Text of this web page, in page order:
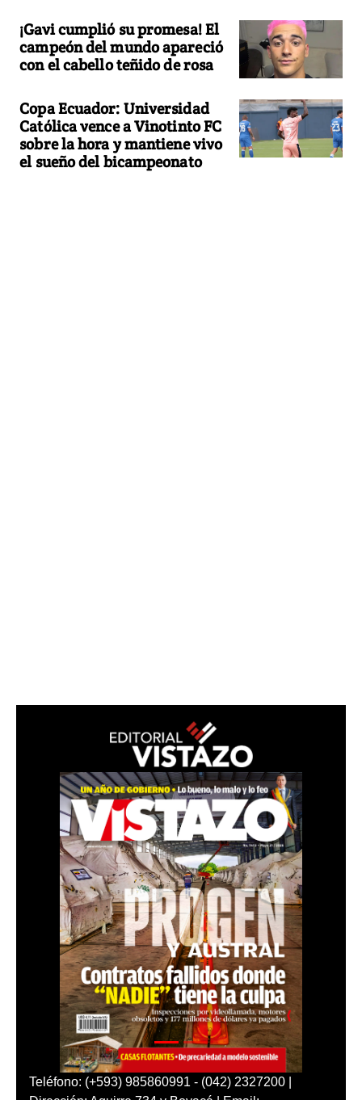
¡Gavi cumplió su promesa! El
campeón del mundo apareció
con el cabello teñido de rosa
Copa Ecuador: Universidad
Católica vence a Vinotinto FC
sobre la hora y mantiene vivo
el sueño del bicampeonato
Teléfono: (+593) 985860991 - (042) 2327200 |